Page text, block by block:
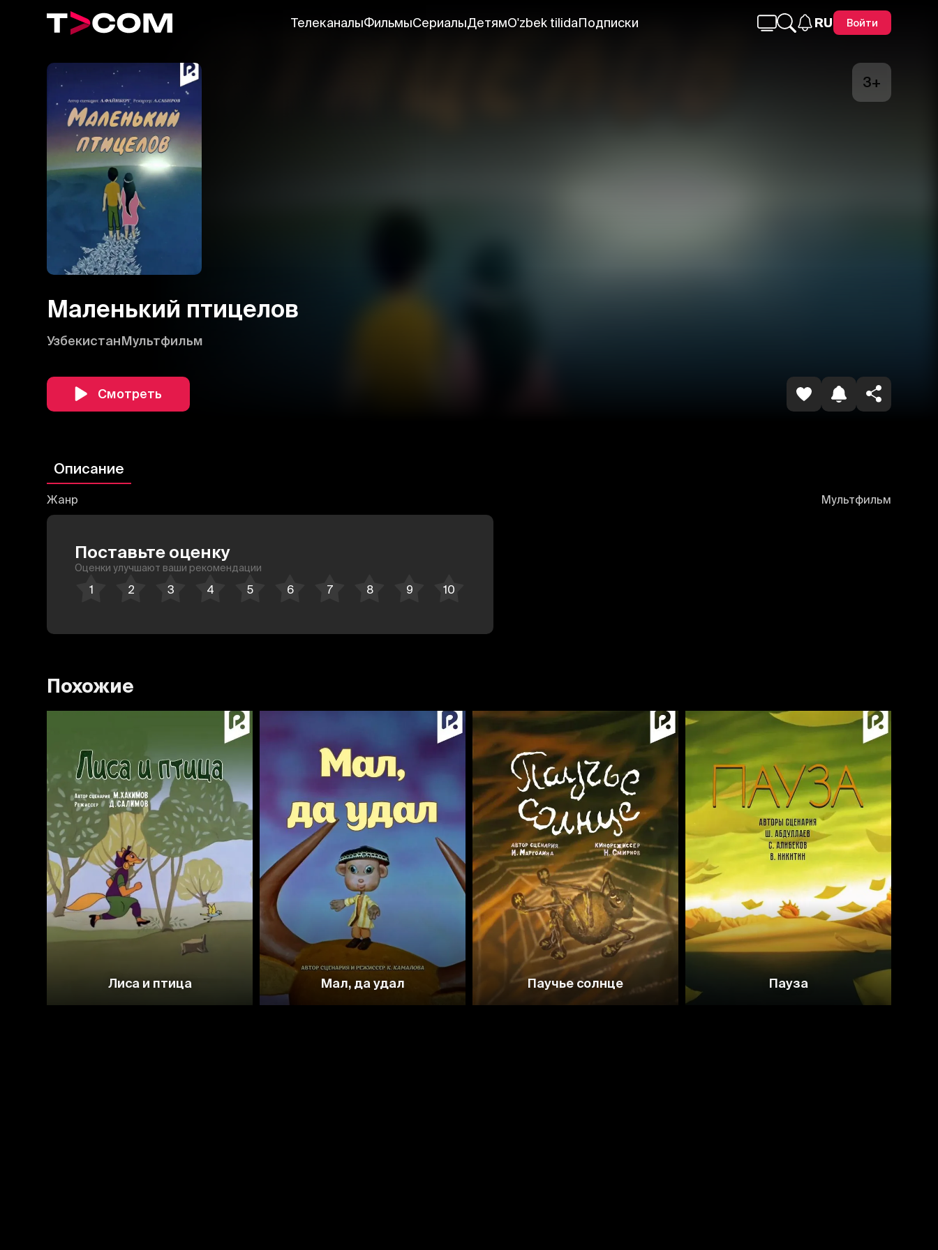
ТелеканалыФильмыСериалыДетямO'zbek tilidaПодписки RU Войти
Маленький птицелов
УзбекистанМультфильм
3+
Смотреть
Описание
Жанр Мультфильм
Поставьте оценку
Оценки улучшают ваши рекомендации
Похожие
Лиса и птица Мал, да удал Паучье солнце Пауза